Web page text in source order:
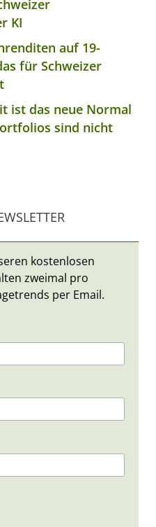
KI
auf 19-
für Schweizer
ist das neue Normal
sind nicht
kostenlosen
zweimal pro
per Email.